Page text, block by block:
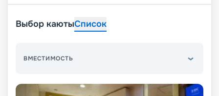
Выбор каютыСписок
ВМЕСТИМОСТЬ